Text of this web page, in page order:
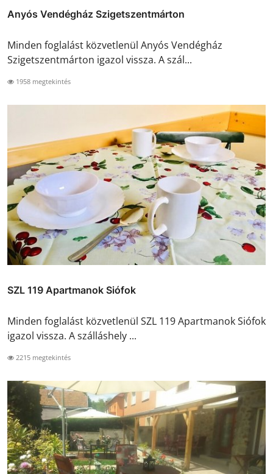
Anyós Vendégház Szigetszentmárton
Minden foglalást közvetlenül Anyós Vendégház
Szigetszentmárton igazol vissza. A szál...
1958 megtekintés
SZL 119 Apartmanok Siófok
Minden foglalást közvetlenül SZL 119 Apartmanok Siófok
igazol vissza. A szálláshely ...
2215 megtekintés